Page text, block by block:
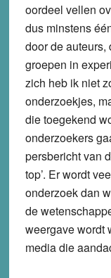
oordeel vellen
dus minstens
door de
groepen in
zich heb ik niet
onderzoekjes,
die toegekend
onderzoekers
persbericht van
top’. Er wordt
onderzoek dan
de
weergave wordt
media die